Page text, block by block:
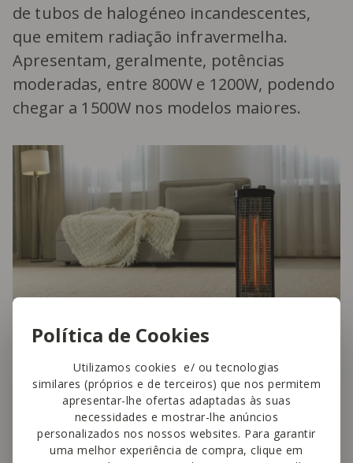
Política de Cookies
Utilizamos cookies e/ ou tecnologias
similares (próprios e de terceiros) que nos permitem
apresentar-lhe ofertas adaptadas às suas
necessidades e mostrar-lhe anúncios
personalizados nos nossos websites. Para garantir
uma melhor experiência de compra, clique em
de tubos de halogéneo incandescentes,
que emitem radiação infravermelha.
Apresentam, geralmente, potências
moderadas, entre 800W e 1200W, podendo
chegar a 1500W nos modelos maiores.
Vantagens
Em vez de aquecerem todo o ar da